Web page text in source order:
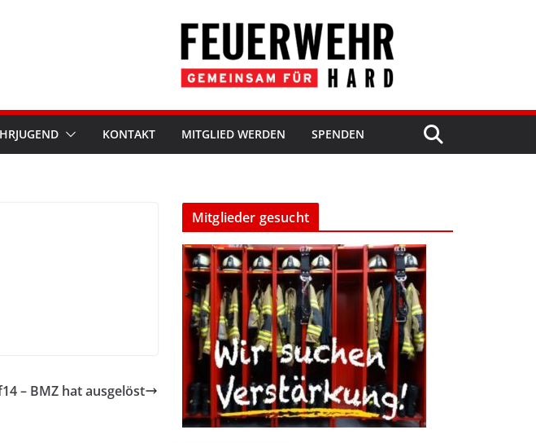
KONTAKT MITGLIED WERDEN SPENDEN
– BMZ hat ausgelöst
Mitglieder gesucht